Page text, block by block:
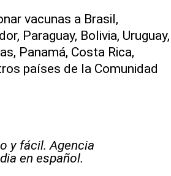
vacunas a Brasil,
Paraguay, Bolivia, Uruguay,
Panamá, Costa Rica,
países de la Comunidad
y fácil. Agencia
en español.